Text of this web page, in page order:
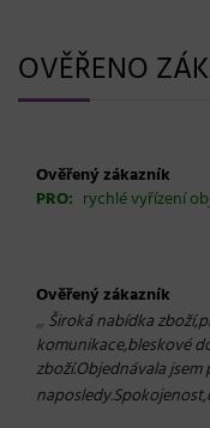
OVĚŘENO
Ověřený zákazník
PRO: rychlé vyřízení
Ověřený zákazník
„ Široká nabídka
komunikace,bleskové
zboží.Objednávala